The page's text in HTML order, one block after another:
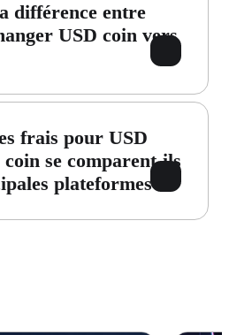
différence entre
USD coin vers
frais pour USD
se comparent-ils
plateformes ?